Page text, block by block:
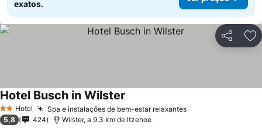
exatos.
Partilhar
2 Estrelas
Hotel Spa e instalações de bem-estar relaxantes
Hotel Busch in Wilster
5,8 424 Wilster, a 9.3 km de Itzehoe